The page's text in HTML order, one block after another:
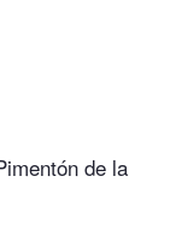
de la